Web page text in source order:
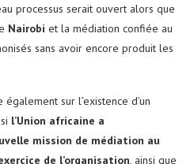
processus serait ouvert alors que
Nairobi et la médiation confiée au
sans avoir encore produit les
également sur l’existence d’un
l’Union africaine a
mission de médiation au
de l’organisation, ainsi que